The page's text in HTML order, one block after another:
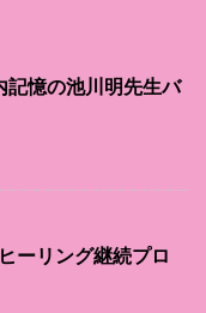
記憶の池川明先生バ
ーリング継続プロ